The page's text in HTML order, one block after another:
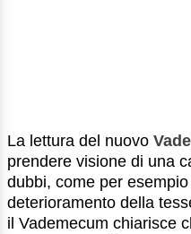
La lettura del nuovo
prendere visione di una
dubbi, come per
deterioramento della
il Vademecum chiarisce